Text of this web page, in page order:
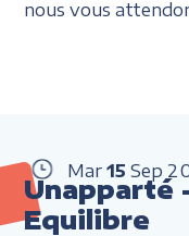
nous vous
Mar 15 Sep
Unapparté
Equilibre